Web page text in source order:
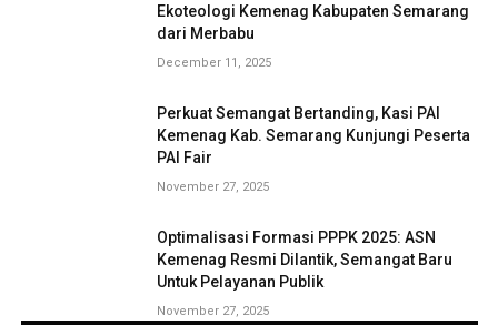
Ekoteologi Kemenag Kabupaten Semarang
dari Merbabu
December 11, 2025
Perkuat Semangat Bertanding, Kasi PAI
Kemenag Kab. Semarang Kunjungi Peserta
PAI Fair
November 27, 2025
Optimalisasi Formasi PPPK 2025: ASN
Kemenag Resmi Dilantik, Semangat Baru
Untuk Pelayanan Publik
November 27, 2025